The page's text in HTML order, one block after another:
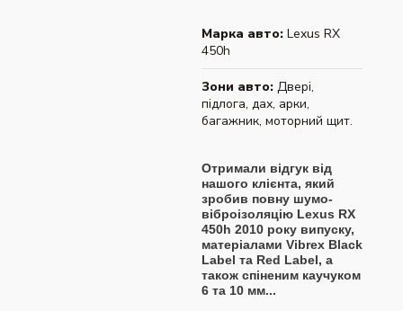
Марка авто: Lexus RX
450h
Зони авто: Двері,
підлога, дах, арки,
багажник, моторний щит.
Отримали відгук від
нашого клієнта, який
зробив повну шумо-
віброізоляцію Lexus RX
450h 2010 року випуску,
матеріалами Vibrex Black
Label та Red Label, а
також спіненим каучуком
6 та 10 мм...